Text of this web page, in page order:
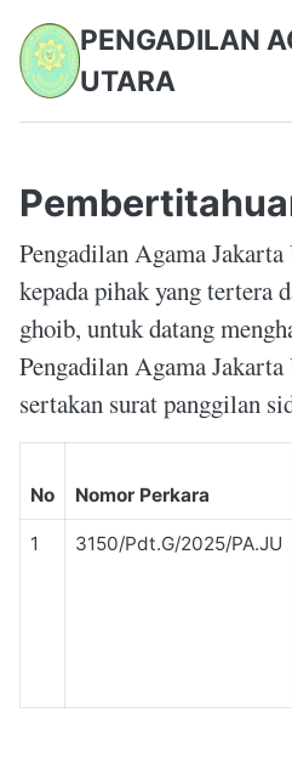
PENGADILAN
UTARA
Pengadilan Agama
kepada pihak yang tertera
ghoib, untuk datang
Pengadilan Agama
sertakan surat panggilan
No Nomor Perkara
1 3150/Pdt.G/2025/PA.JU